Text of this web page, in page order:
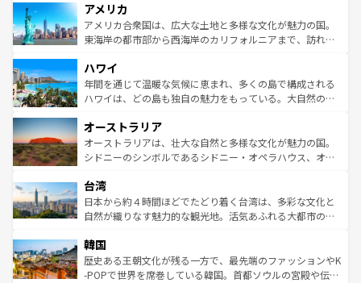
ンツ一覧を参照してほしい。
の建物がそのまま残る町や、スイスならではのユニークな
博物館もあり、アルプス観光だけでなく町歩きも満喫する
ことができる。国民の所得が高いため物価も高いが、旅行
ば市内交通費無料で観光を楽しむこともできる。 なお、新
着のスイス情報はコンテンツ一覧 を参照してほしい。
アメリカ
アメリカ合衆国は、広大な土地と多様な文化が魅力の国。
東海岸の都市部から西海岸のカリフォルニアまで、訪れる
のような巨大都市は、観光、ショッピング、エンターテイ
ンメントが詰まった刺激的なスポットだ。一方、アメリカ
西部には大自然が広がり、グランドキャニオンやイエロー
部のニューオーリンズでは、音楽と美食が融合した独特の
文化が魅力。旅行者はアメリカの各地域で異なる魅力を楽
しみながら、その多様性と豊かな歴史を感じることができ
ならではの贅沢な旅のスタイルだ。 なお、新着のアメリカ
情報はコンテンツ一覧を参照してほしい。
ハワイ
年間を通じて温暖な気候に恵まれ、多くの島で構成される
ハワイは、どの島も独自の魅力をもっている。大自然の神
ワイ島は見逃せない。また、定番の観光地といえばオアフ
島だが、静かな自然を求めるならマウイ島やカウアイ島が
おすすめ。エメラルドグリーンに輝く海をはじめ、豊かな
れるおもてなしの心で訪れる人々を迎えてくれるハワイの
人々、おいしいローカルフードやハワイアンミュージッ
ク、伝統的なフラダンスなど、すべてがハワイの魅力を彩
ワイを、存分に味わってほしい。 なお、新着のハワイ情報
はコンテンツ一覧を参照してほしい。
オーストラリア
オーストラリアは、壮大な自然と多様な文化が魅力の国。
シドニーのシンボルであるシドニー・オペラハウス、オー
リアリーフや大陸中央部にそびえるウルル（エアーズロッ
ク）、タスマニアの美しい原生林やケアンズの熱帯雨林な
ど、見どころがたくさん。また、カフェやワイン、オージ
いる。アクティビティも充実しており、サーフィンやダイ
ビング、ハイキングなど、アウトドア好きにはたまらな
い。オーストラリアの多彩な魅力を存分に味わいつくそ
台湾
日本から約４時間ほどでたどり着く台湾は、多彩な文化と
自然が織りなす魅力的な観光地。活気あふれる大都市の台
ン）、静ひつな山岳地帯である台湾東部など、都市の喧騒
と山間の静けさが共存しており、訪れる人に新しい発見と
驚きをもたらしてくれる。また、奥深い台湾の食文化も魅
韓国
歴史ある王朝文化が残る一方で、最先端のファッションやK
-POPで世界を席巻している韓国。首都ソウルの宮殿や伝統